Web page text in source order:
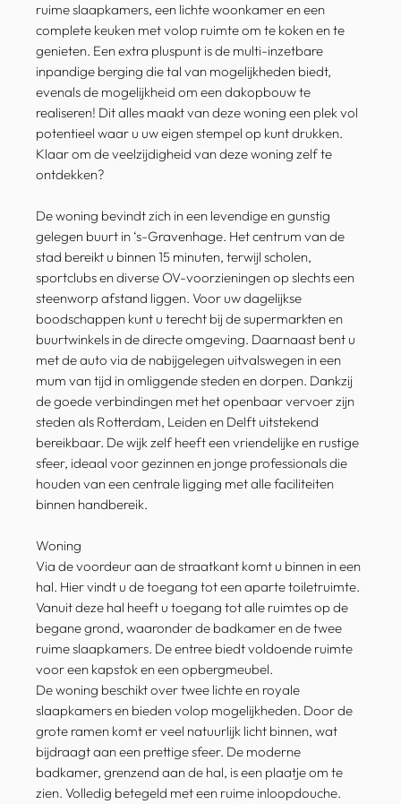
ruime slaapkamers, een lichte woonkamer en een
complete keuken met volop ruimte om te koken en te
genieten. Een extra pluspunt is de multi-inzetbare
inpandige berging die tal van mogelijkheden biedt,
evenals de mogelijkheid om een dakopbouw te
realiseren! Dit alles maakt van deze woning een plek vol
potentieel waar u uw eigen stempel op kunt drukken.
Klaar om de veelzijdigheid van deze woning zelf te
ontdekken?
De woning bevindt zich in een levendige en gunstig
gelegen buurt in ‘s-Gravenhage. Het centrum van de
stad bereikt u binnen 15 minuten, terwijl scholen,
sportclubs en diverse OV-voorzieningen op slechts een
steenworp afstand liggen. Voor uw dagelijkse
boodschappen kunt u terecht bij de supermarkten en
buurtwinkels in de directe omgeving. Daarnaast bent u
met de auto via de nabijgelegen uitvalswegen in een
mum van tijd in omliggende steden en dorpen. Dankzij
de goede verbindingen met het openbaar vervoer zijn
steden als Rotterdam, Leiden en Delft uitstekend
bereikbaar. De wijk zelf heeft een vriendelijke en rustige
sfeer, ideaal voor gezinnen en jonge professionals die
houden van een centrale ligging met alle faciliteiten
binnen handbereik.
Woning
Via de voordeur aan de straatkant komt u binnen in een
hal. Hier vindt u de toegang tot een aparte toiletruimte.
Vanuit deze hal heeft u toegang tot alle ruimtes op de
begane grond, waaronder de badkamer en de twee
ruime slaapkamers. De entree biedt voldoende ruimte
voor een kapstok en een opbergmeubel.
De woning beschikt over twee lichte en royale
slaapkamers en bieden volop mogelijkheden. Door de
grote ramen komt er veel natuurlijk licht binnen, wat
bijdraagt aan een prettige sfeer. De moderne
badkamer, grenzend aan de hal, is een plaatje om te
zien. Volledig betegeld met een ruime inloopdouche.